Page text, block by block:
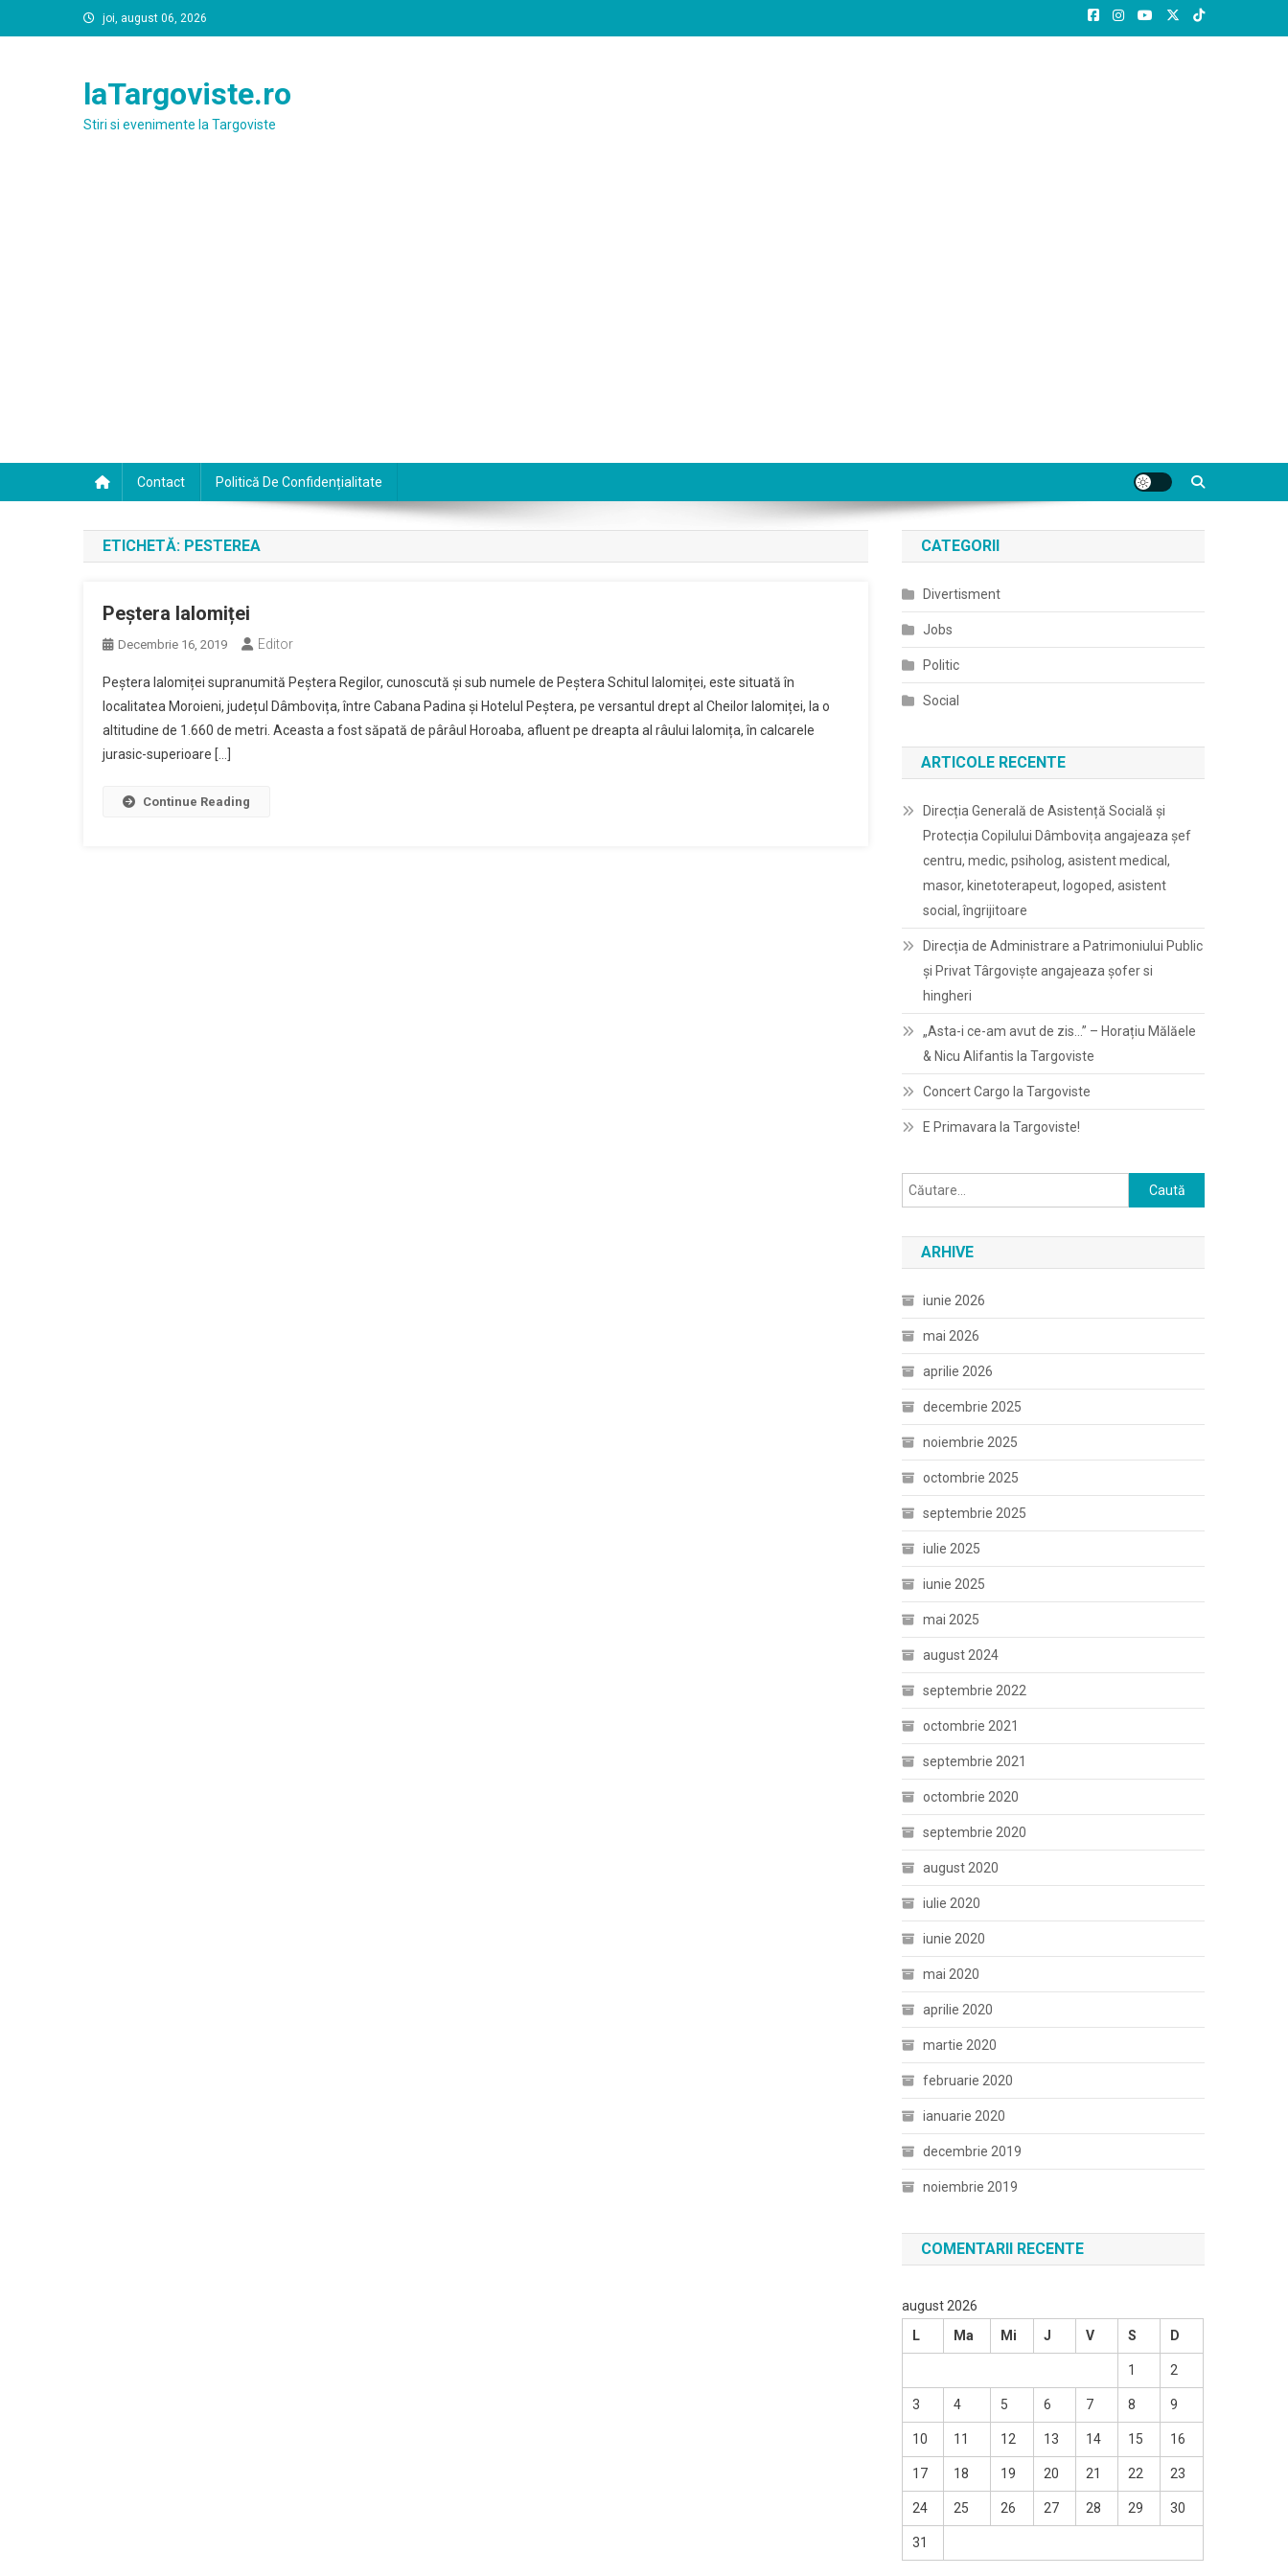
to
joi, august 06, 2026
laTargoviste.ro
Stiri si evenimente la Targoviste
Contact Politică De Confidențialitate
ETICHETĂ: PESTEREA
Peștera Ialomiței
Decembrie 16, 2019 Editor
Peștera Ialomiței supranumită Peștera Regilor, cunoscută și sub numele de Peștera Schitul Ialomiței, este situată în
localitatea Moroieni, județul Dâmbovița, între Cabana Padina și Hotelul Peștera, pe versantul drept al Cheilor Ialomiței, la o
altitudine de 1.660 de metri. Aceasta a fost săpată de pârâul Horoaba, afluent pe dreapta al râului Ialomița, în calcarele
jurasic-superioare […]
Continue Reading
CATEGORII
Divertisment
Jobs
Politic
Social
ARTICOLE RECENTE
Direcția Generală de Asistență Socială și
Protecția Copilului Dâmbovița angajeaza șef
centru, medic, psiholog, asistent medical,
masor, kinetoterapeut, logoped, asistent
social, îngrijitoare
Direcția de Administrare a Patrimoniului Public
și Privat Târgoviște angajeaza șofer si
hingheri
„Asta-i ce-am avut de zis…” – Horațiu Mălăele
& Nicu Alifantis la Targoviste
Concert Cargo la Targoviste
E Primavara la Targoviste!
Caută
după:
ARHIVE
iunie 2026
mai 2026
aprilie 2026
decembrie 2025
noiembrie 2025
octombrie 2025
septembrie 2025
iulie 2025
iunie 2025
mai 2025
august 2024
septembrie 2022
octombrie 2021
septembrie 2021
octombrie 2020
septembrie 2020
august 2020
iulie 2020
iunie 2020
mai 2020
aprilie 2020
martie 2020
februarie 2020
ianuarie 2020
decembrie 2019
noiembrie 2019
COMENTARII RECENTE
august 2026
L
Ma Mi J V S D
1 2
3 4 5 6 7 8 9
10 11 12 13 14 15 16
17 18 19 20 21 22 23
24 25 26 27 28 29 30
31